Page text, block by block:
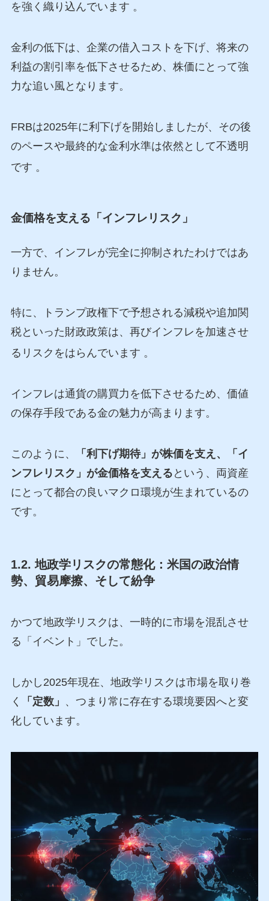
を強く織り込んでいます 。
金利の低下は、企業の借入コストを下げ、将来の
利益の割引率を低下させるため、株価にとって強
力な追い風となります。
FRBは2025年に利下げを開始しましたが、その後
のペースや最終的な金利水準は依然として不透明
です 。
金価格を支える「インフレリスク」
一方で、インフレが完全に抑制されたわけではあ
りません。
特に、トランプ政権下で予想される減税や追加関
税といった財政政策は、再びインフレを加速させ
るリスクをはらんでいます 。
インフレは通貨の購買力を低下させるため、価値
の保存手段である金の魅力が高まります。
このように、
「利下げ期待」が株価を支え、「イ
ンフレリスク」が金価格を支える という、両資産
にとって都合の良いマクロ環境が生まれているの
です。
1.2. 地政学リスクの常態化：米国の政治情
勢、貿易摩擦、そして紛争
かつて地政学リスクは、一時的に市場を混乱させ
る「イベント」でした。
しかし2025年現在、地政学リスクは市場を取り巻
く
「定数」 、つまり常に存在する環境要因へと変
化しています。